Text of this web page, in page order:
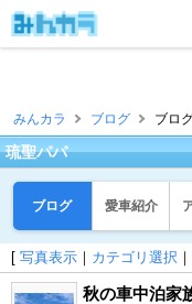
みんカラ ブログ ブロ
琉聖パパ
ブログ 愛車紹介
[ 写真表示 ｜ カテゴリ選択 ｜
秋の車中泊家